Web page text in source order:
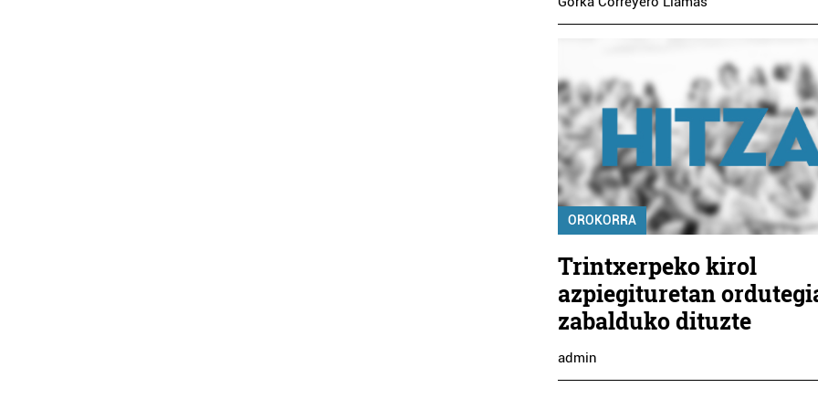
OROKORRA
Trintxerpeko kirol
azpiegituretan
zabalduko dituzte
admin